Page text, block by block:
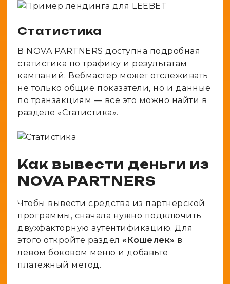
Статистика
В NOVA PARTNERS доступна подробная
статистика по трафику и результатам
кампаний. Вебмастер может отслеживать
не только общие показатели, но и данные
по транзакциям — все это можно найти в
разделе «Статистика».
Как вывести деньги из
NOVA PARTNERS
Чтобы вывести средства из партнерской
программы, сначала нужно подключить
двухфакторную аутентификацию. Для
этого откройте раздел «Кошелек» в
левом боковом меню и добавьте
платежный метод.